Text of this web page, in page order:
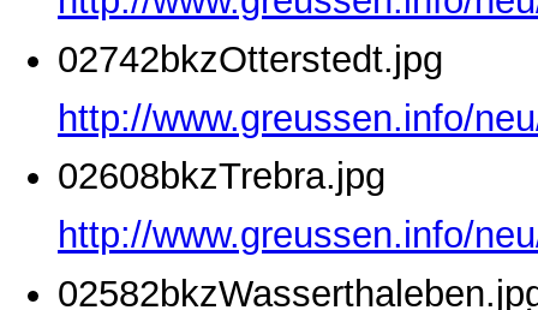
02742bkzOtterstedt.jpg
http://www.greussen.info/
02608bkzTrebra.jpg
http://www.greussen.info/